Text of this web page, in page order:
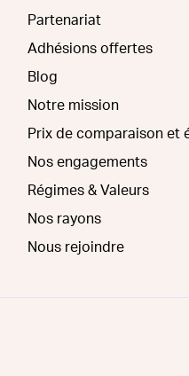
Partenariat
Adhésions offertes
Blog
Notre mission
Prix de comparaison et
Nos engagements
Régimes & Valeurs
Nos rayons
Nous rejoindre